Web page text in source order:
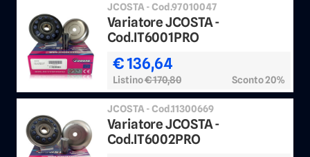
JCOSTA - Cod.97010047
Variatore JCOSTA -
Cod.IT6001PRO
€ 136,64
Listino€ 170,80 Sconto 20%
JCOSTA - Cod.11300669
Variatore JCOSTA -
Cod.IT6002PRO